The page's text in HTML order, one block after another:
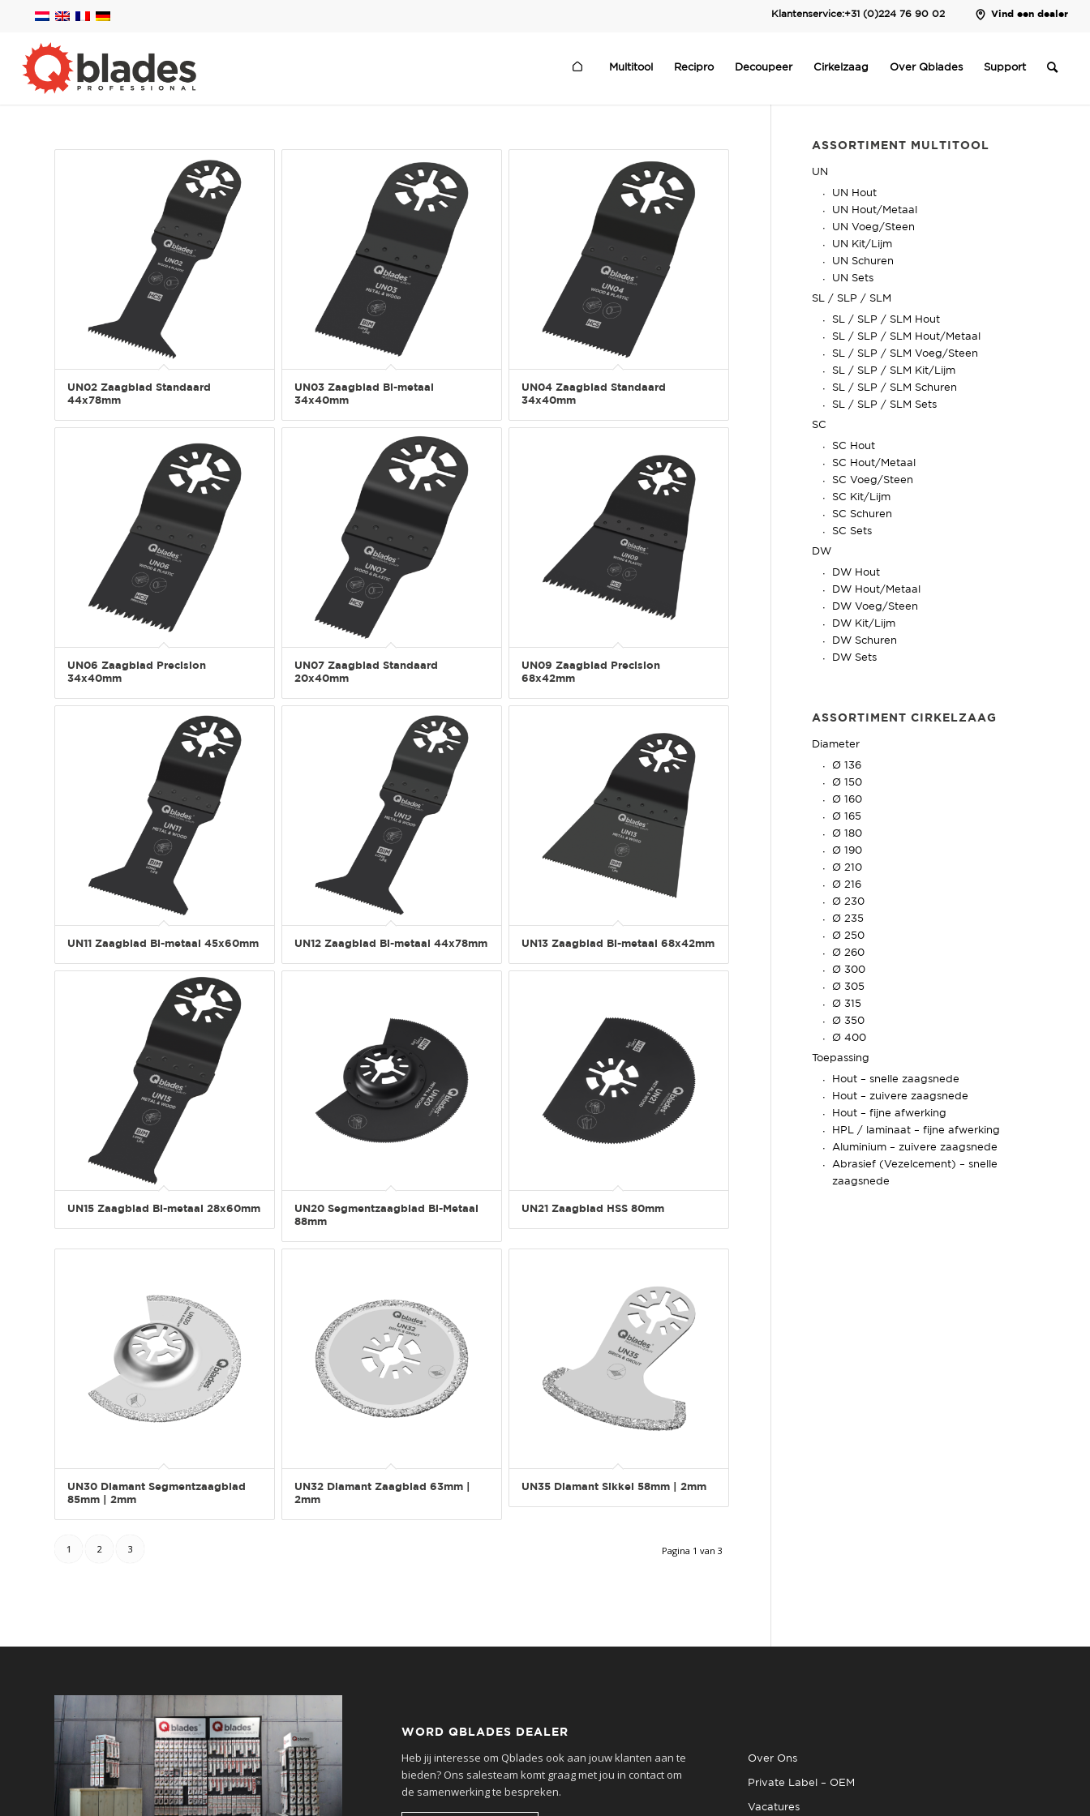
Klantenservice:+31 (0)224 76 90 02 Vind een dealer
Multitool Recipro Decoupeer Cirkelzaag Over Qblades Support
UN02 Zaagblad Standaard
44x78mm
UN03 Zaagblad Bi-metaal
34x40mm
UN04 Zaagblad Standaard
34x40mm
UN06 Zaagblad Precision
34x40mm
UN07 Zaagblad Standaard
20x40mm
UN09 Zaagblad Precision
68x42mm
UN11 Zaagblad Bi-metaal 45x60mm UN12 Zaagblad Bi-metaal 44x78mm UN13 Zaagblad Bi-metaal 68x42mm
UN15 Zaagblad Bi-metaal 28x60mm
UN20 Segmentzaagblad Bi-Metaal
88mm
UN21 Zaagblad HSS 80mm
UN30 Diamant Segmentzaagblad
85mm | 2mm
UN32 Diamant Zaagblad 63mm |
2mm
UN35 Diamant Sikkel 58mm | 2mm
Pagina 1 van 3
1 2 3
ASSORTIMENT MULTITOOL
UN
UN Hout
UN Hout/Metaal
UN Voeg/Steen
UN Kit/Lijm
UN Schuren
UN Sets
SL / SLP / SLM
SL / SLP / SLM Hout
SL / SLP / SLM Hout/Metaal
SL / SLP / SLM Voeg/Steen
SL / SLP / SLM Kit/Lijm
SL / SLP / SLM Schuren
SL / SLP / SLM Sets
SC
SC Hout
SC Hout/Metaal
SC Voeg/Steen
SC Kit/Lijm
SC Schuren
SC Sets
DW
DW Hout
DW Hout/Metaal
DW Voeg/Steen
DW Kit/Lijm
DW Schuren
DW Sets
ASSORTIMENT CIRKELZAAG
Diameter
Ø 136
Ø 150
Ø 160
Ø 165
Ø 180
Ø 190
Ø 210
Ø 216
Ø 230
Ø 235
Ø 250
Ø 260
Ø 300
Ø 305
Ø 315
Ø 350
Ø 400
Toepassing
Hout – snelle zaagsnede
Hout – zuivere zaagsnede
Hout – fijne afwerking
HPL / laminaat – fijne afwerking
Aluminium – zuivere zaagsnede
Abrasief (Vezelcement) – snelle
zaagsnede
WORD QBLADES DEALER
Heb jij interesse om Qblades ook aan jouw klanten aan te
bieden? Ons salesteam komt graag met jou in contact om
de samenwerking te bespreken.
Over Ons
Private Label – OEM
Vacatures